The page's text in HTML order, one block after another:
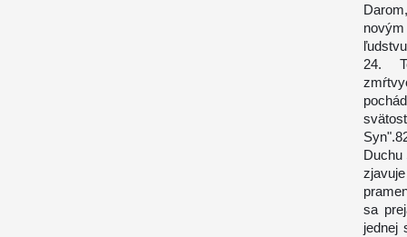
24.
Duchu
sa
jednej